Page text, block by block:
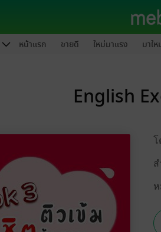
หน้าแรก ขายดี ใหม่มาแรง มาให
English
โ